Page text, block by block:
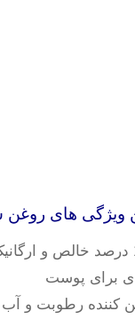
ویژگی های روغن
برای پوست
کننده رطوبت و